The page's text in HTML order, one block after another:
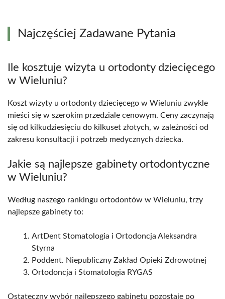
Najczęściej Zadawane Pytania
Ile kosztuje wizyta u ortodonty dziecięcego
w Wieluniu?
Koszt wizyty u ortodonty dziecięcego w Wieluniu zwykle
mieści się w szerokim przedziale cenowym. Ceny zaczynają
się od kilkudziesięciu do kilkuset złotych, w zależności od
zakresu konsultacji i potrzeb medycznych dziecka.
Jakie są najlepsze gabinety ortodontyczne
w Wieluniu?
Według naszego rankingu ortodontów w Wieluniu, trzy
najlepsze gabinety to:
ArtDent Stomatologia i Ortodoncja Aleksandra
Styrna
Poddent. Niepubliczny Zakład Opieki Zdrowotnej
Ortodoncja i Stomatologia RYGAS
Ostateczny wybór najlepszego gabinetu pozostaje po